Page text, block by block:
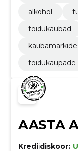
alkohol
toidukaubad
toidukaupade
AASTA
Krediidiskoor: